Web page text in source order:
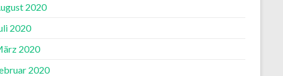
2020
2020
2020
2020